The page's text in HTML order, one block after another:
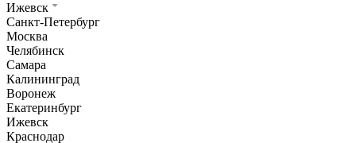
Ижевск
Санкт-Петербург
Москва
Челябинск
Самара
Калининград
Воронеж
Екатеринбург
Ижевск
Краснодар